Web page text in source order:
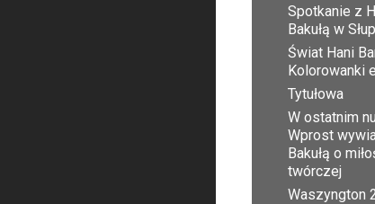
Spotkanie z
Bakułą w
Świat Hani
Kolorowanki
Tytułowa
W ostatnim
Wprost
Bakułą o
twórczej
Waszyngton